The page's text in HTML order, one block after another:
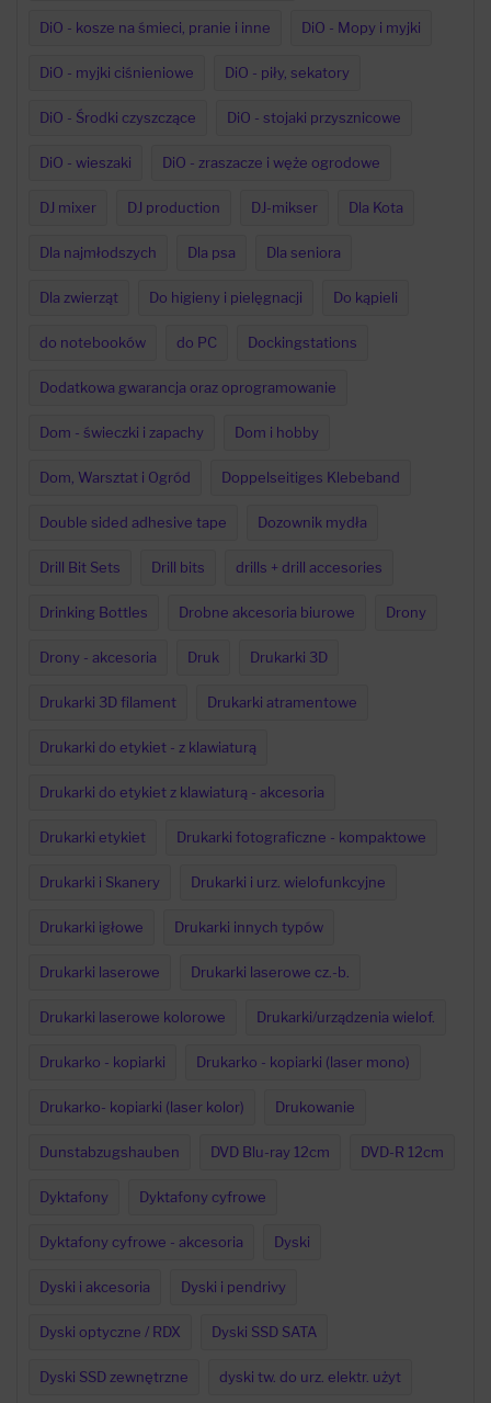
DiO - kosze na śmieci, pranie i inne DiO - Mopy i myjki
DiO - myjki ciśnieniowe DiO - piły, sekatory
DiO - Środki czyszczące DiO - stojaki przysznicowe
DiO - wieszaki DiO - zraszacze i węże ogrodowe
DJ mixer DJ production DJ-mikser Dla Kota
Dla najmłodszych Dla psa Dla seniora
Dla zwierząt Do higieny i pielęgnacji Do kąpieli
do notebooków do PC Dockingstations
Dodatkowa gwarancja oraz oprogramowanie
Dom - świeczki i zapachy Dom i hobby
Dom, Warsztat i Ogród Doppelseitiges Klebeband
Double sided adhesive tape Dozownik mydła
Drill Bit Sets Drill bits drills + drill accesories
Drinking Bottles Drobne akcesoria biurowe Drony
Drony - akcesoria Druk Drukarki 3D
Drukarki 3D filament Drukarki atramentowe
Drukarki do etykiet - z klawiaturą
Drukarki do etykiet z klawiaturą - akcesoria
Drukarki etykiet Drukarki fotograficzne - kompaktowe
Drukarki i Skanery Drukarki i urz. wielofunkcyjne
Drukarki igłowe Drukarki innych typów
Drukarki laserowe Drukarki laserowe cz.-b.
Drukarki laserowe kolorowe Drukarki/urządzenia wielof.
Drukarko - kopiarki Drukarko - kopiarki (laser mono)
Drukarko- kopiarki (laser kolor) Drukowanie
Dunstabzugshauben DVD Blu-ray 12cm DVD-R 12cm
Dyktafony Dyktafony cyfrowe
Dyktafony cyfrowe - akcesoria Dyski
Dyski i akcesoria Dyski i pendrivy
Dyski optyczne / RDX Dyski SSD SATA
Dyski SSD zewnętrzne dyski tw. do urz. elektr. użyt